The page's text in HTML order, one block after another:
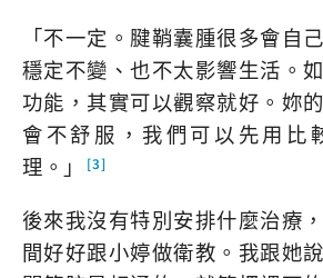
「不一定。腱鞘囊腫很多會自
穩定不變、也不太影響生活。
功能，其實可以觀察就好。妳
會不舒服，我們可以先用比
理。」
[3]
後來我沒有特別安排什麼治療
間好好跟小婷做衛教。我跟她